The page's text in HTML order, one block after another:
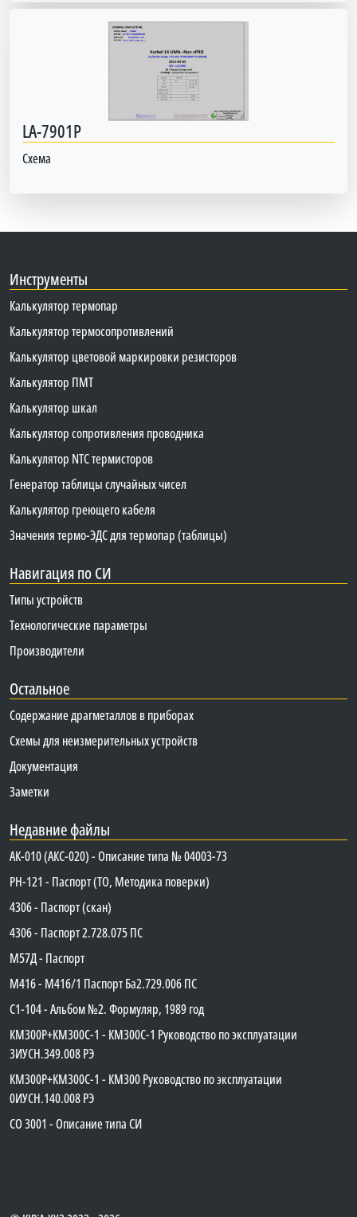
LA-7901P
Схема
Инструменты
Калькулятор термопар
Калькулятор термосопротивлений
Калькулятор цветовой маркировки резисторов
Калькулятор ПМТ
Калькулятор шкал
Калькулятор сопротивления проводника
Калькулятор NTC термисторов
Генератор таблицы случайных чисел
Калькулятор греющего кабеля
Значения термо-ЭДС для термопар (таблицы)
Навигация по СИ
Типы устройств
Технологические параметры
Производители
Остальное
Содержание драгметаллов в приборах
Схемы для неизмерительных устройств
Документация
Заметки
Недавние файлы
АК-010 (АКС-020) - Описание типа № 04003-73
PH-121 - Паспорт (ТО, Методика поверки)
4306 - Паспорт (скан)
4306 - Паспорт 2.728.075 ПС
М57Д - Паспорт
М416 - М416/1 Паспорт Ба2.729.006 ПС
C1-104 - Альбом №2. Формуляр, 1989 год
КМ300Р+КМ300С-1 - КМ300C-1 Руководство по эксплуатации
3ИУСН.349.008 РЭ
КМ300Р+КМ300С-1 - КМ300 Руководство по эксплуатации
0ИУСН.140.008 РЭ
СО 3001 - Описание типа СИ